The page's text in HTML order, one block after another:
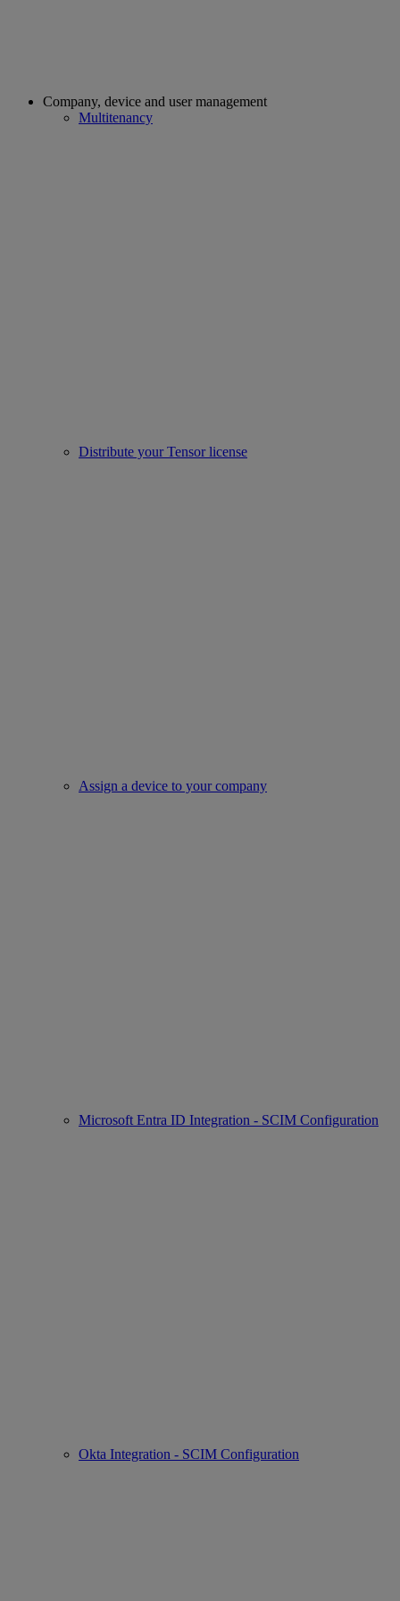
Company, device and user management
Multitenancy
Distribute your Tensor license
Assign a device to your company
Microsoft Entra ID Integration - SCIM Configuration
Okta Integration - SCIM Configuration